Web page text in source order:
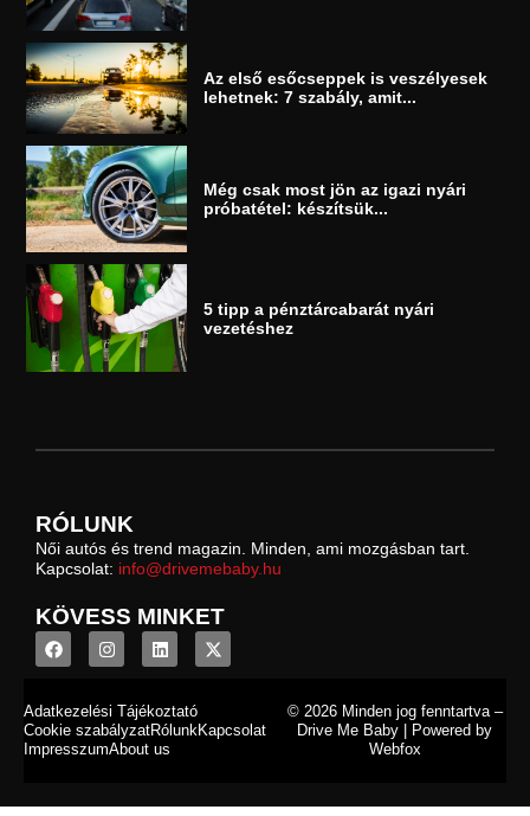
Az első esőcseppek is veszélyesek
lehetnek: 7 szabály, amit...
Még csak most jön az igazi nyári
próbatétel: készítsük...
5 tipp a pénztárcabarát nyári
vezetéshez
RÓLUNK
Női autós és trend magazin. Minden, ami mozgásban tart.
Kapcsolat: info@drivemebaby.hu
KÖVESS MINKET
© 2026 Minden jog fenntartva –
Drive Me Baby | Powered by
Webfox
Adatkezelési Tájékoztató
Cookie szabályzatRólunkKapcsolat
ImpresszumAbout us